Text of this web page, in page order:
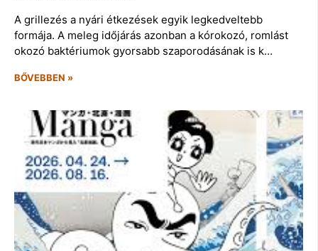
A grillezés a nyári étkezések egyik legkedveltebb
formája. A meleg időjárás azonban a kórokozó, romlást
okozó baktériumok gyorsabb szaporodásának is k…
BŐVEBBEN »